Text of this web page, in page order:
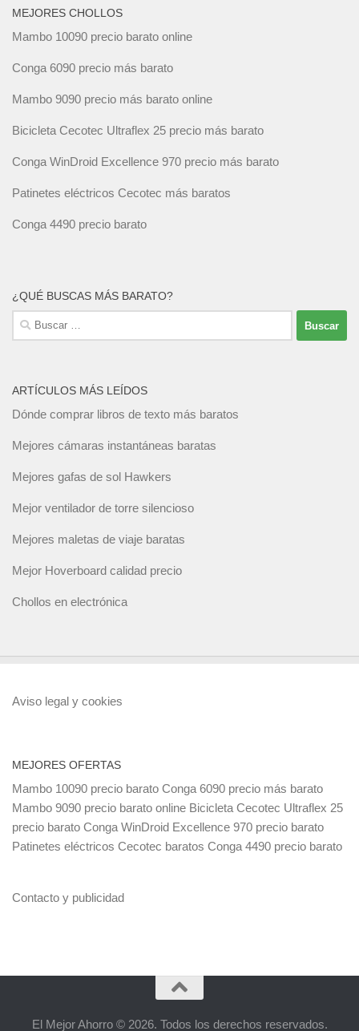
MEJORES CHOLLOS
Mambo 10090 precio barato online
Conga 6090 precio más barato
Mambo 9090 precio más barato online
Bicicleta Cecotec Ultraflex 25 precio más barato
Conga WinDroid Excellence 970 precio más barato
Patinetes eléctricos Cecotec más baratos
Conga 4490 precio barato
¿QUÉ BUSCAS MÁS BARATO?
Buscar:
ARTÍCULOS MÁS LEÍDOS
Dónde comprar libros de texto más baratos
Mejores cámaras instantáneas baratas
Mejores gafas de sol Hawkers
Mejor ventilador de torre silencioso
Mejores maletas de viaje baratas
Mejor Hoverboard calidad precio
Chollos en electrónica
Aviso legal y cookies
MEJORES OFERTAS
Mambo 10090 precio barato Conga 6090 precio más barato
Mambo 9090 precio barato online Bicicleta Cecotec Ultraflex 25
precio barato Conga WinDroid Excellence 970 precio barato
Patinetes eléctricos Cecotec baratos Conga 4490 precio barato
Contacto y publicidad
El Mejor Ahorro © 2026. Todos los derechos reservados.